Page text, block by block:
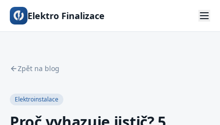
Elektro Finalizace
Zpět na blog
Elektroinstalace